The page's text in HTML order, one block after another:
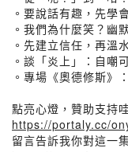
。要說話有趣，先學
。我們為什麼笑？幽
。先建立信任，再溫
。談「炎上」：自嘲
。專場《奧德修斯》
點亮心燈，贊助支持
https://portaly.cc/
留言告訴我你對這一